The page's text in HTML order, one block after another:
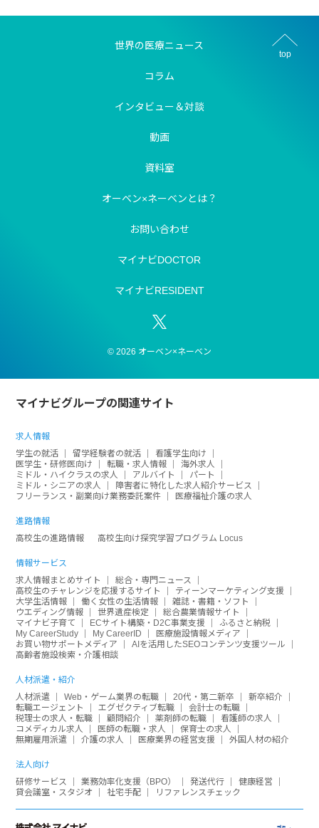
top
世界の医療ニュース
コラム
インタビュー＆対談
動画
資料室
オーベン×ネーベンとは？
お問い合わせ
マイナビDOCTOR
マイナビRESIDENT
© 2026 オーベン×ネーベン
マイナビグループの関連サイト
求人情報
学生の就活
留学経験者の就活
看護学生向け
医学生・研修医向け
転職・求人情報
海外求人
ミドル・ハイクラスの求人
アルバイト
パート
ミドル・シニアの求人
障害者に特化した求人紹介サービス
フリーランス・副業向け業務委託案件
医療福祉介護の求人
進路情報
高校生の進路情報
高校生向け探究学習プログラム Locus
情報サービス
求人情報まとめサイト
総合・専門ニュース
高校生のチャレンジを応援するサイト
ティーンマーケティング支援
大学生活情報
働く女性の生活情報
雑誌・書籍・ソフト
ウエディング情報
世界遺産検定
総合農業情報サイト
マイナビ子育て
ECサイト構築・D2C事業支援
ふるさと納税
My CareerStudy
My CareerID
医療施設情報メディア
お買い物サポートメディア
AIを活用したSEOコンテンツ支援ツール
高齢者施設検索・介護相談
人材派遣・紹介
人材派遣
Web・ゲーム業界の転職 20代・第二新卒
新卒紹介
転職エージェント
エグゼクティブ転職
会計士の転職
税理士の求人・転職
顧問紹介 薬剤師の転職
看護師の求人
コメディカル求人
医師の転職・求人
保育士の求人
無期雇用派遣
介護の求人 医療業界の経営支援 外国人材の紹介
法人向け
研修サービス
業務効率化支援（BPO） 発送代行
健康経営
貸会議室・スタジオ
社宅手配 リファレンスチェック